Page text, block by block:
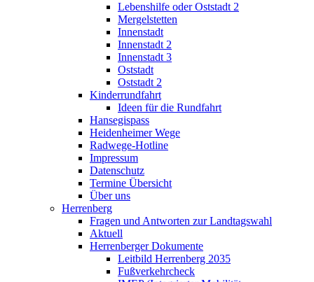
Lebenshilfe oder Oststadt 2
Mergelstetten
Innenstadt
Innenstadt 2
Innenstadt 3
Oststadt
Oststadt 2
Kinderrundfahrt
Ideen für die Rundfahrt
Hansegispass
Heidenheimer Wege
Radwege-Hotline
Impressum
Datenschutz
Termine Übersicht
Über uns
Herrenberg
Fragen und Antworten zur Landtagswahl
Aktuell
Herrenberger Dokumente
Leitbild Herrenberg 2035
Fußverkehrcheck